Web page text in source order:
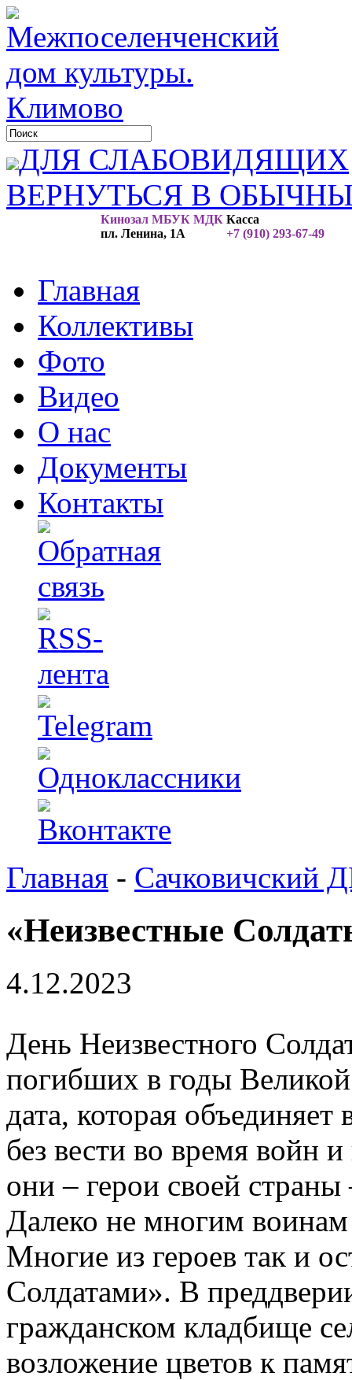
ДЛЯ СЛАБОВИДЯЩИХ
ВЕРНУТЬСЯ В
Кинозал МБУК МДК
пл. Ленина, 1А
Касса
+7 (910) 293-67-49
Главная
Коллективы
Фото
Видео
О нас
Документы
Контакты
Главная - Сачковичский
«Неизвестные
4.12.2023
День Неизвестного
погибших в годы
дата, которая
без вести во время войн
они – герои своей
Далеко не многим воинам
Многие из героев так и
Солдатами». В
гражданском кладбище
возложение цветов к